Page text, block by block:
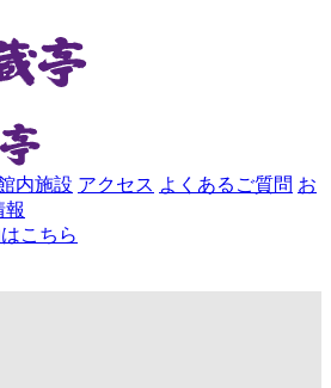
内施設 アクセス よくあるご質問 お
報
こちら